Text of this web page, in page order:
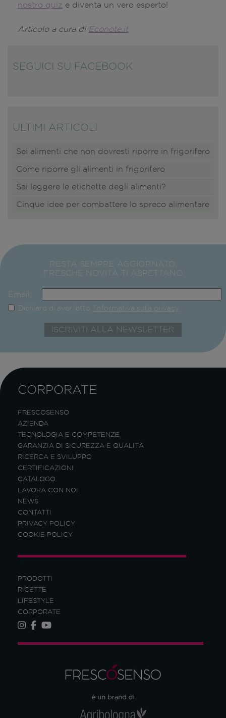
nostro quiz e diventa un vero esperto!
Articolo a cura di Econote.it
SEGUICI SU FACEBOOK
ULTIMI ARTICOLI
Sei alimenti che non dovresti riporre in frigorifero
Come riporre gli alimenti in frigorifero
Sai leggere le etichette degli alimenti?
Cinque idee per combattere lo spreco alimentare
RESTA SEMPRE AGGIORNATO,
FRESCHE NOVITÀ TI ASPETTANO
Email:
Dichiaro di aver letto l'informativa sulla privacy
PRODOTTI
RICETTE
LIFESTYLE
CORPORATE
CORPORATE
FRESCOSENSO
AZIENDA
TECNOLOGIA E COMPETENZE
GARANZIA DI SICUREZZA E QUALITÀ
RICERCA E SVILUPPO
CERTIFICAZIONI
CATALOGO
LAVORA CON NOI
NEWS
CONTATTI
PRIVACY POLICY
COOKIE POLICY